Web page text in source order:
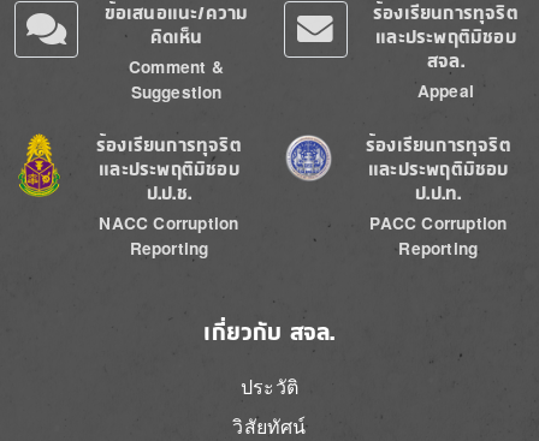
ข้อเสนอแนะ/ความ
คิดเห็น
Comment &
Suggestion
ร้องเรียนการทุจริต
และประพฤติมิชอบ
สจล.
Appeal
Image
ร้องเรียนการทุจริต
และประพฤติมิชอบ
ป.ป.ช.
NACC Corruption
Reporting
Image
ร้องเรียนการทุจริต
และประพฤติมิชอบ
ป.ป.ท.
PACC Corruption
Reporting
เกี่ยวกับ สจล.
ประวัติ
วิสัยทัศน์